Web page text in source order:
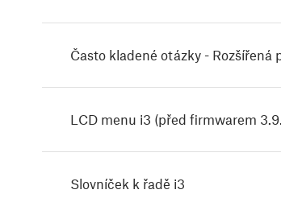
Často kladené otázky - Rozšířená
LCD menu i3 (před firmwarem
Slovníček k řadě i3